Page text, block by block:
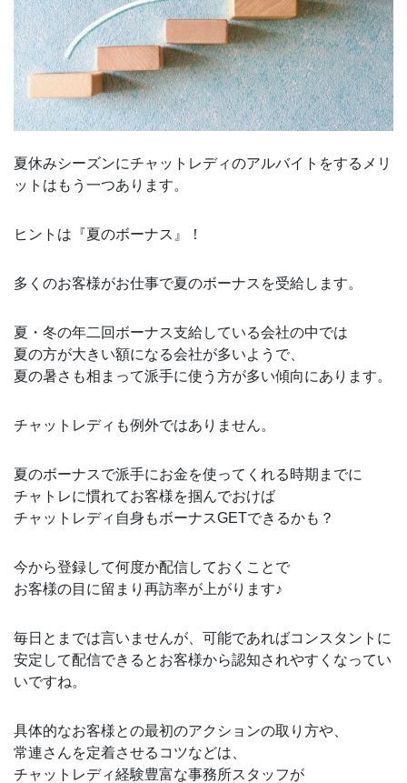
夏休みシーズンにチャットレディのアルバイトをするメリ
ットはもう一つあります。
ヒントは『夏のボーナス』！
多くのお客様がお仕事で夏のボーナスを受給します。
夏・冬の年二回ボーナス支給している会社の中では
夏の方が大きい額になる会社が多いようで、
夏の暑さも相まって派手に使う方が多い傾向にあります。
チャットレディも例外ではありません。
夏のボーナスで派手にお金を使ってくれる時期までに
チャトレに慣れてお客様を掴んでおけば
チャットレディ自身もボーナスGETできるかも？
今から登録して何度か配信しておくことで
お客様の目に留まり再訪率が上がります♪
毎日とまでは言いませんが、可能であればコンスタントに
安定して配信できるとお客様から認知されやすくなってい
いですね。
具体的なお客様との最初のアクションの取り方や、
常連さんを定着させるコツなどは、
チャットレディ経験豊富な事務所スタッフが